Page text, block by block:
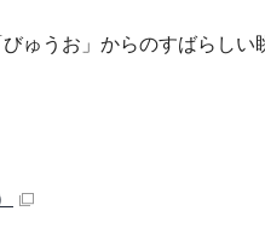
ゅうお」からのすばらしい